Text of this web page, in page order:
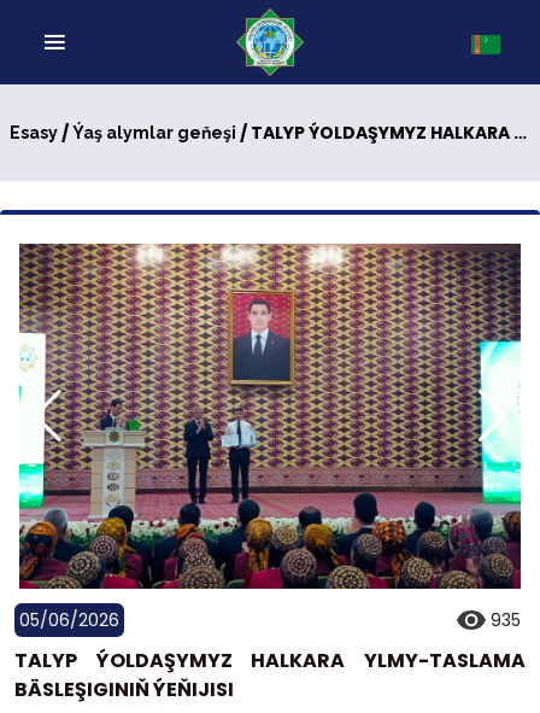
Esasy/Ýaş alymlar geňeşi / TALYP ÝOLDAŞYMYZ HALKARA YLMY-TASLAMA BÄSLEŞIGINIŇ ÝEŇIJISI
05/06/2026 935
TALYP ÝOLDAŞYMYZ HALKARA YLMY-TASLAMA
BÄSLEŞIGINIŇ ÝEŇIJISI